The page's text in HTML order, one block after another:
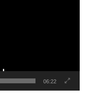
06:22